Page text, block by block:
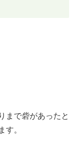
まで砦があったと
す。